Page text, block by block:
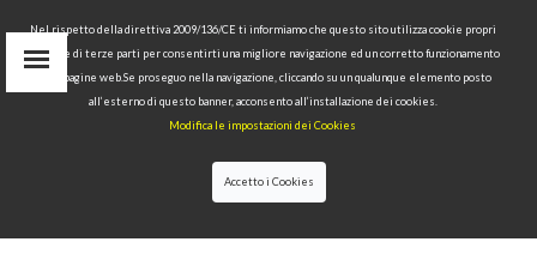
Area Riservata
Nel rispetto della direttiva 2009/136/CE ti informiamo che questo sito utilizza cookie propri
tecnici e di terze parti per consentirti una migliore navigazione ed un corretto funzionamento
delle pagine web.Se proseguo nella navigazione, cliccando su un qualunque elemento posto
all’esterno di questo banner, acconsento all’installazione dei cookies.
Modifica le impostazioni dei Cookies
Accetto i Cookies